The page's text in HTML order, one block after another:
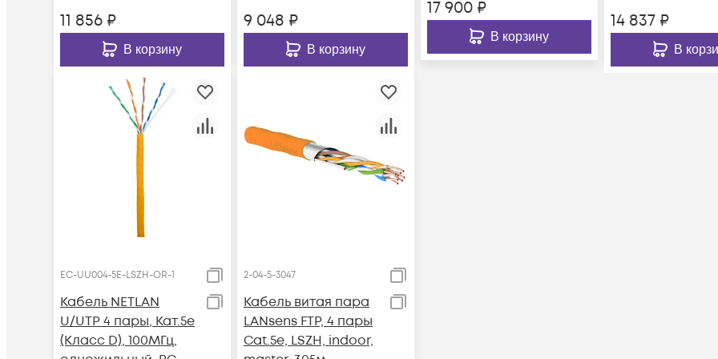
11 856 ₽
В корзину
9 048 ₽
В корзину
17 900₽
В корзину
14 837₽
В
EC-UU004-5E-LSZH-OR-1
Кабель NETLAN
U/UTP 4 пары, Кат.5e
(Класс D), 100МГц,
2-04-5-3047
Кабель витая пара
LANsens FTP, 4 пары
Cat.5e, LSZH, indoor,